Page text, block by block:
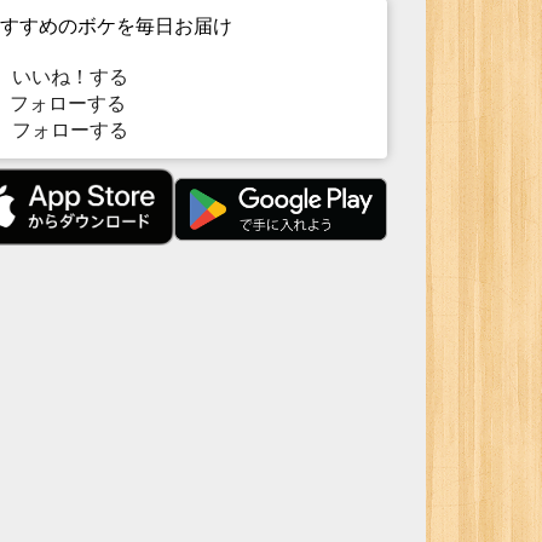
すめのボケを毎日お届け
いいね！する
ォローする
フォローする